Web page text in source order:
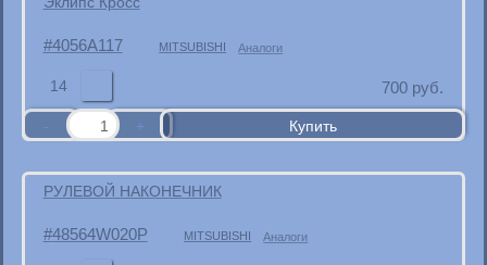
4056A117 MITSUBISHI Аналоги
14 700 руб.
РУЛЕВОЙ НАКОНЕЧНИК
48564W020P MITSUBISHI Аналоги